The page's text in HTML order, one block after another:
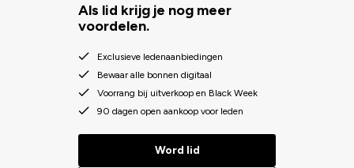
Als lid krijg je nog meer
voordelen.
Exclusieve ledenaanbiedingen
Bewaar alle bonnen digitaal
Voorrang bij uitverkoop en Black Week
90 dagen open aankoop voor leden
Word lid